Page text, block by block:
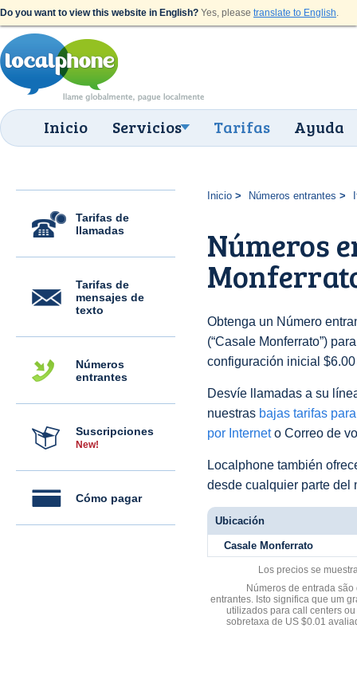
Do you want to view this website in English? Yes, please translate to English.
Inicio Servicios Tarifas Ayuda
Tarifas de
llamadas
Tarifas de
mensajes de
texto
Números
entrantes
Suscripciones
New!
Cómo pagar
Inicio Números entrantes
Números
Obtenga un Número
(“Casale Monferrato”)
configuración inicial
Desvíe llamadas a su
nuestras bajas tarifas
por Interneto Correo de
Localphone también
desde cualquier parte del
Ubicación
Casale Monferrato
Los precios se
Números de entrada
entrantes. Isto significa que um
utilizados para call centers
sobretaxa de US $0.01